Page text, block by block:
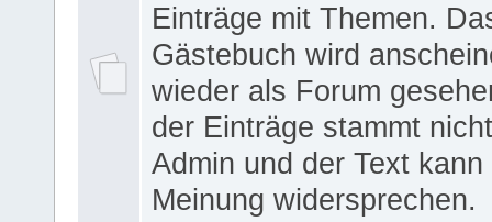
Einträge mit Themen.
Gästebuch wird
wieder als Forum
der Einträge stammt
Admin und der Text kann
Meinung widersprechen.